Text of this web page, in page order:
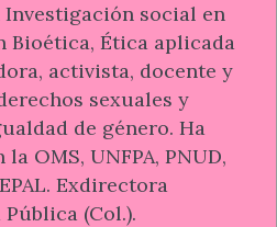
Investigación social en
Bioética, Ética aplicada
activista, docente y
sexuales y
de género. Ha
OMS, UNFPA, PNUD,
Exdirectora
(Col.).